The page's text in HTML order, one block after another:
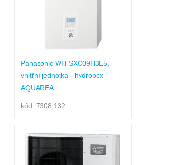
Panasonic WH-SXC09H3E5,
vnitřní jednotka - hydrobox
AQUAREA
kód: 7308.132